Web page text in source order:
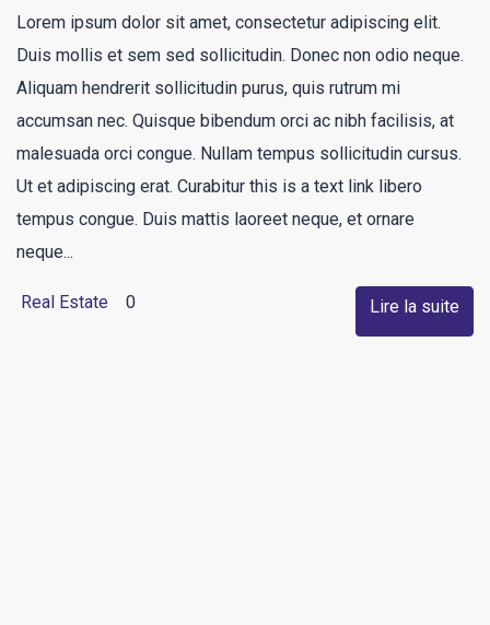
Lorem ipsum dolor sit amet, consectetur adipiscing elit.
Duis mollis et sem sed sollicitudin. Donec non odio neque.
Aliquam hendrerit sollicitudin purus, quis rutrum mi
accumsan nec. Quisque bibendum orci ac nibh facilisis, at
malesuada orci congue. Nullam tempus sollicitudin cursus.
Ut et adipiscing erat. Curabitur this is a text link libero
tempus congue. Duis mattis laoreet neque, et ornare
neque...
Real Estate 0 Lire la suite